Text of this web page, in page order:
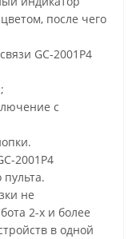
после чего
GC-2001P4
с
2001P4
пульта.
не
2-х и более
в одной